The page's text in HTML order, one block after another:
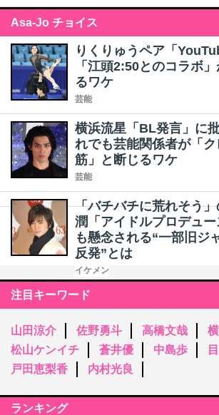
Asa-Jo チョイス
りくりゅうペア「
「江頭2:50とのコラボ
るワケ
芸能
横浜流星「BL発言」に
れでも芸能関係者が「
筋」と断じるワケ
芸能
「バチバチに荒れそう
潤「アイドルプロデュ
も懸念される“一部旧ジ
反発”とは
イケメン
注目キーワード
山田涼介 佐野勇斗 高橋文哉
松山ケンイチ
蒼井優 中島歩
戸田恵梨香
内村光良
ランキング